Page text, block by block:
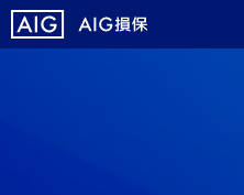
メ
イ
こ
こ